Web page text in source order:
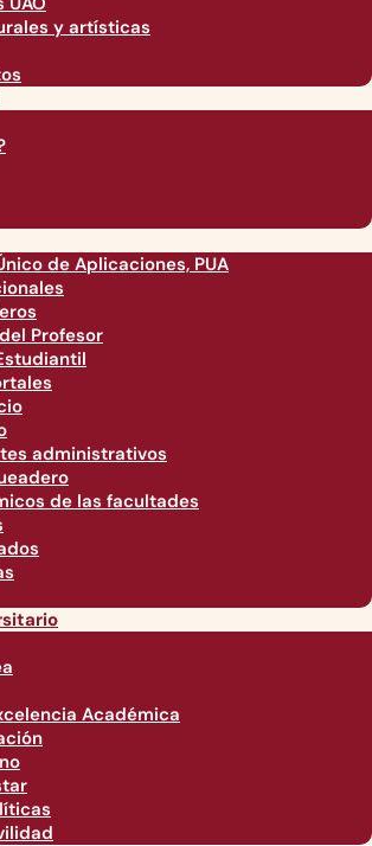
y artísticas
de Aplicaciones, PUA
Profesor
administrativos
de las facultades
Académica